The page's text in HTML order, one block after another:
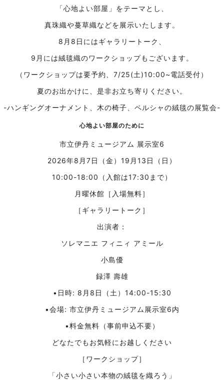
「心地よい部屋」をテーマとし、
真珠織や蔓草織などを展示いたします。
8月8日にはギャラリートーク、
9月には絨毯織のワークショップもございます。
（ワークショップは要予約、7/25(土)10:00~電話受付）
夏のお出かけに、是非お立ち寄りください。
-ハンギングオーナメント、木の椅子、ペルシャの絨毯の展覧会-
心地よい部屋のために
市立伊丹ミュージアム 展示室6
2026年8月7日（金）19月13日（日）
10:00-18:00（入館は17:30まで）
月曜休館［入場無料］
［ギャラリートーク］
出演者：
ソレマニエ フィニィ アミール
小島優
録澤 壽雄
•日時: 8月8日（土）14:00-15:30
•会場: 市立伊丹ミュージアム展示室6内
•料金無料（事前申込不要）
どなたでもお気軽にお越しください
［ワークショップ］
「小さい小さい本物の絨毯を織ろう」